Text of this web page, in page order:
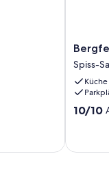
by
Spiss-
Spiss-
Küche
10.0
10/10